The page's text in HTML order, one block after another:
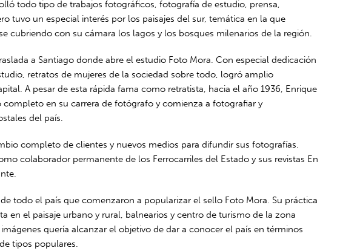
todo tipo de trabajos fotográficos, fotografía de estudio, prensa,
tuvo un especial interés por los paisajes del sur, temática en la que
cubriendo con su cámara los lagos y los bosques milenarios de la región.
a Santiago donde abre el estudio Foto Mora. Con especial dedicación
retratos de mujeres de la sociedad sobre todo, logró amplio
A pesar de esta rápida fama como retratista, hacia el año 1936, Enrique
completo en su carrera de fotógrafo y comienza a fotografiar y
del país.
completo de clientes y nuevos medios para difundir sus fotografías.
colaborador permanente de los Ferrocarriles del Estado y sus revistas En
todo el país que comenzaron a popularizar el sello Foto Mora. Su práctica
en el paisaje urbano y rural, balnearios y centro de turismo de la zona
quería alcanzar el objetivo de dar a conocer el país en términos
tipos populares.